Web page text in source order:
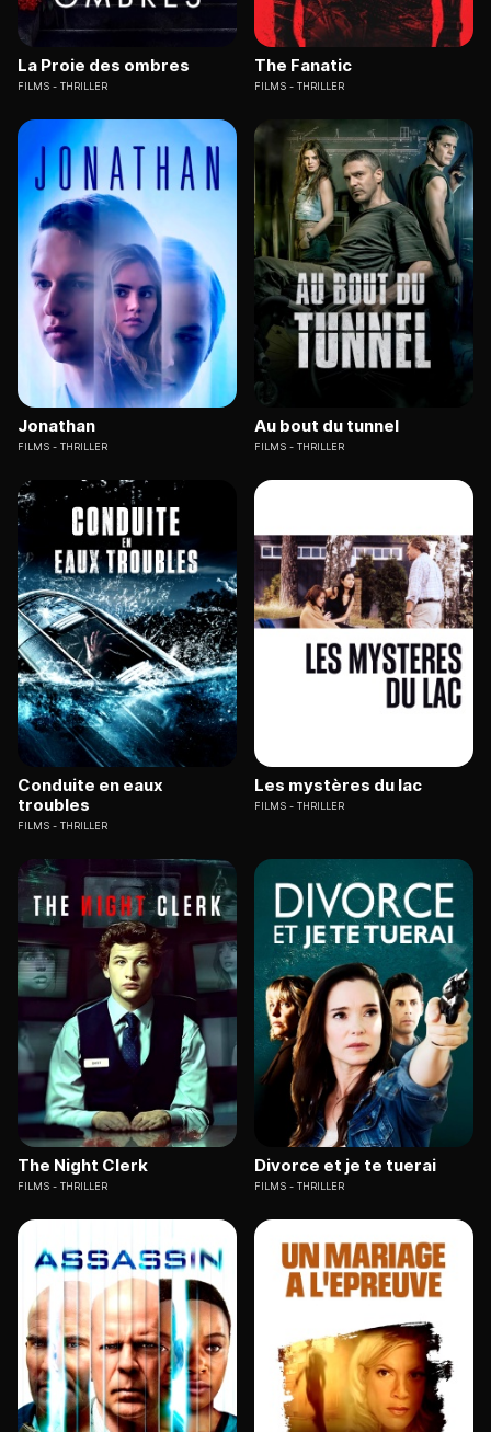
La Proie des ombres
FILMS THRILLER
The Fanatic
FILMS THRILLER
Jonathan
FILMS THRILLER
Au bout du tunnel
FILMS THRILLER
Conduite en eaux
troubles
FILMS THRILLER
Les mystères du lac
FILMS THRILLER
The Night Clerk
FILMS THRILLER
Divorce et je te tuerai
FILMS THRILLER